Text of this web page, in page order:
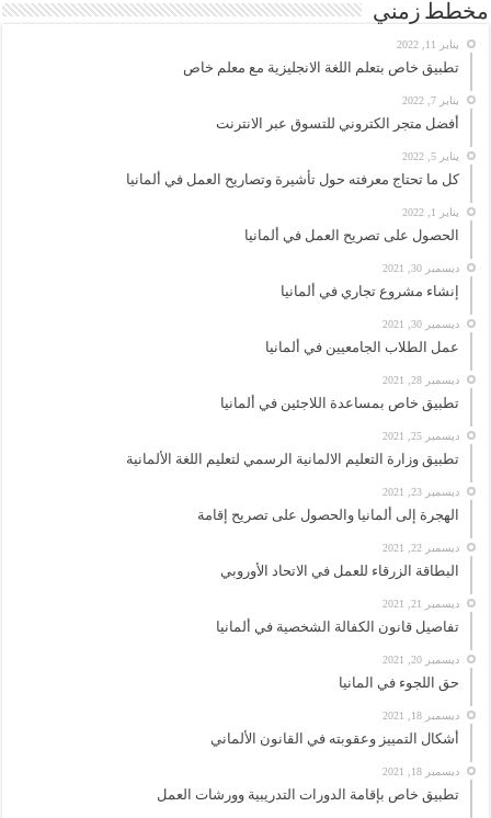
مخطط زمني
يناير 11, 2022
تطبيق خاص بتعلم اللغة الانجليزية مع معلم خاص
يناير 7, 2022
أفضل متجر الكتروني للتسوق عبر الانترنت
يناير 5, 2022
كل ما تحتاج معرفته حول تأشيرة وتصاريح العمل في ألمانيا
يناير 1, 2022
الحصول على تصريح العمل في ألمانيا
ديسمبر 30, 2021
إنشاء مشروع تجاري في ألمانيا
ديسمبر 30, 2021
عمل الطلاب الجامعيين في ألمانيا
ديسمبر 28, 2021
تطبيق خاص بمساعدة اللاجئين في ألمانيا
ديسمبر 25, 2021
تطبيق وزارة التعليم الالمانية الرسمي لتعليم اللغة الألمانية
ديسمبر 23, 2021
الهجرة إلى ألمانيا والحصول على تصريح إقامة
ديسمبر 22, 2021
البطاقة الزرقاء للعمل في الاتحاد الأوروبي
ديسمبر 21, 2021
تفاصيل قانون الكفالة الشخصية في ألمانيا
ديسمبر 20, 2021
حق اللجوء في المانيا
ديسمبر 18, 2021
أشكال التمييز وعقوبته في القانون الألماني
ديسمبر 18, 2021
تطبيق خاص بإقامة الدورات التدريبية وورشات العمل